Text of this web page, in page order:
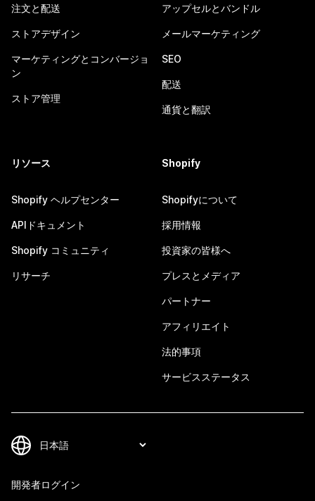
注文と配送
ストアデザイン
マーケティングとコンバージョ
ン
ストア管理
アップセルとバンドル
メールマーケティング
SEO
配送
通貨と翻訳
リソース
Shopify ヘルプセンター
APIドキュメント
Shopify コミュニティ
リサーチ
Shopify
Shopifyについて
採用情報
投資家の皆様へ
プレスとメディア
パートナー
アフィリエイト
法的事項
サービスステータス
開発者ログイン